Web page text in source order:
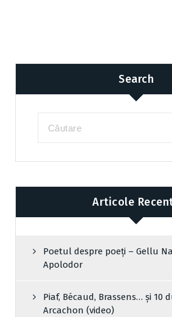
Search
Articole
Poetul despre poeți – Gellu
Apolodor
Piaf, Bécaud, Brassens… și 10
Arcachon (video)